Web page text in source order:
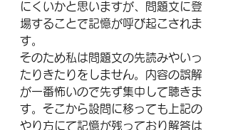
にくいかと思いますが、問題文に登
場することで記憶が呼び起こされま
す。
そのため私は問題文の先読みやいっ
たりきたりをしません。内容の誤解
が一番怖いので先ず集中して聴きま
す。そこから設問に移っても上記の
やり方にて記憶が残っており解答は